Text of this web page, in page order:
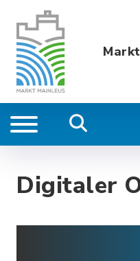
Digitaler